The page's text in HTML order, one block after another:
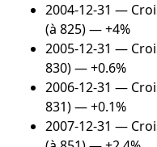
2004-12-31 —
(à 825) — +4%
2005-12-31 —
830) — +0.6%
2006-12-31 —
831) — +0.1%
2007-12-31 —